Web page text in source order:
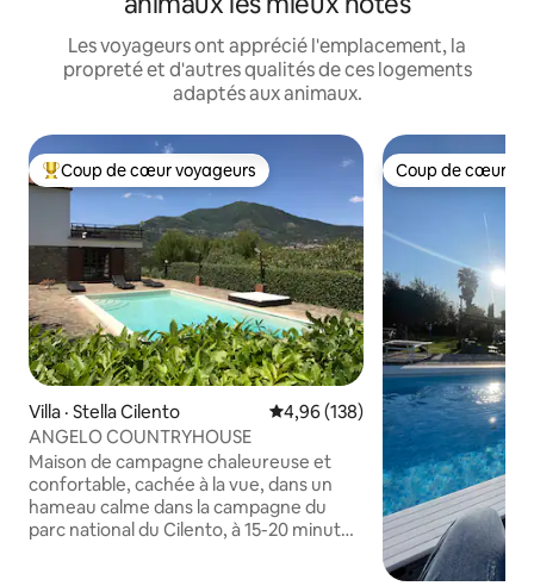
Les voyageurs ont apprécié l'emplacement, la
propreté et d'autres qualités de ces logements
adaptés aux animaux.
Coup de cœur voyageurs parmi les plus aimés
Coup de cœur voyageurs
Villa · Stella Cilento Note moyenne de 4,96 sur 5,
4,96 (138)
ANGELO COUNTRYHOUSE
Maison de campagne chaleureuse et
confortable, cachée à la vue, dans un
hameau calme dans la campagne du
parc national du Cilento, à 15-20 minutes
Coup de cœur
Coup de cœur